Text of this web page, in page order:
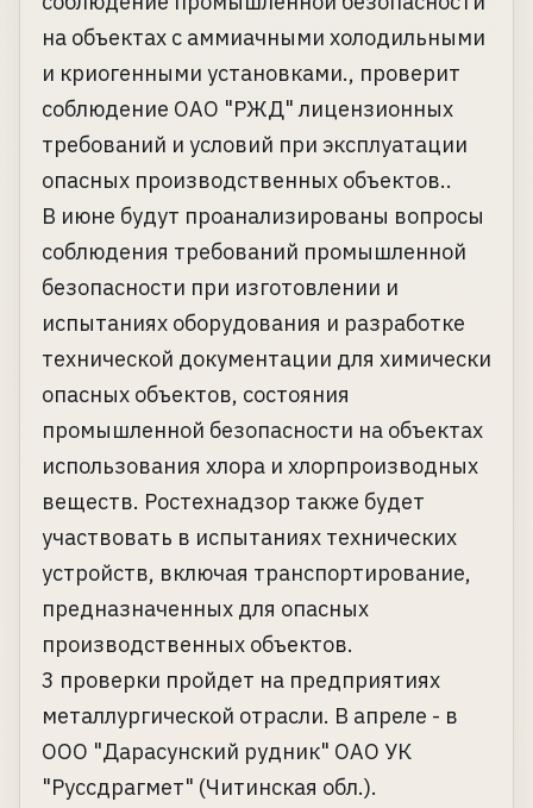
на объектах с аммиачными холодильными
и криогенными установками., проверит
соблюдение ОАО "РЖД" лицензионных
требований и условий при эксплуатации
опасных производственных объектов..
В июне будут проанализированы вопросы
соблюдения требований промышленной
безопасности при изготовлении и
испытаниях оборудования и разработке
технической документации для химически
опасных объектов, состояния
промышленной безопасности на объектах
использования хлора и хлорпроизводных
веществ. Ростехнадзор также будет
участвовать в испытаниях технических
устройств, включая транспортирование,
предназначенных для опасных
производственных объектов.
3 проверки пройдет на предприятиях
металлургической отрасли. В апреле - в
ООО "Дарасунский рудник" ОАО УК
"Руссдрагмет" (Читинская обл.).